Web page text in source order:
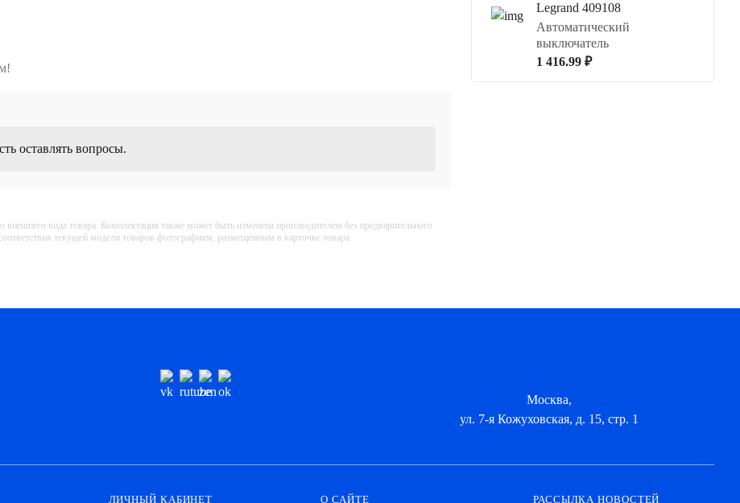
оставлять вопросы.
внешнего вида товара. Комплектация также может быть изменена производителем без предварительного
текущей модели товаров фотографиям, размещённым в карточке товара.
Legrand 409108
Автоматический
выключатель
1 416.99 ₽
Москва,
ул. 7-я Кожуховская, д. 15, стр. 1
ЛИЧНЫЙ КАБИНЕТ О САЙТЕ РАССЫЛКА НОВОСТЕЙ